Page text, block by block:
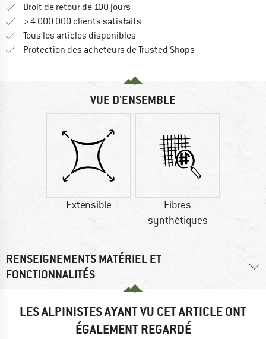
Droit de retour de 100 jours
> 4 000 000 clients satisfaits
Tous les articles disponibles
Protection des acheteurs de Trusted Shops
VUE D'ENSEMBLE
Extensible
Fibres
synthétiques
RENSEIGNEMENTS MATÉRIEL ET
FONCTIONNALITÉS
LES ALPINISTES AYANT VU CET ARTICLE ONT
ÉGALEMENT REGARDÉ